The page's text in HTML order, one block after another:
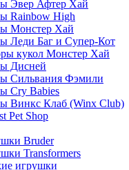
Эвер Афтер Хай
Rainbow High
Монстер Хай
Леди Баг и Супер-Кот
кукол Монстер Хай
Дисней
Сильвания Фэмили
Cry Babies
Винкс Клаб (Winx Club)
Pet Shop
Bruder
Transformers
игрушки